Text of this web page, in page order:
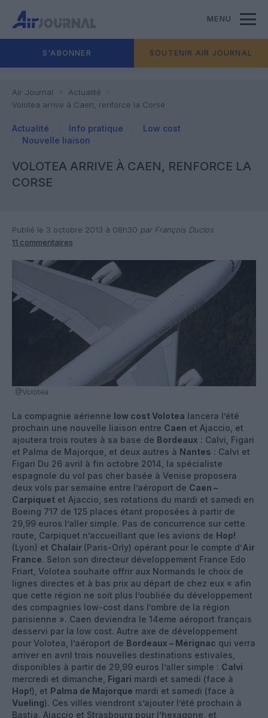
MENU
S'ABONNER SOUTENIR AIR JOURNAL
Air Journal
Actualité
Volotea arrive à Caen, renforce la Corse
Actualité Info pratique
Low cost
Nouvelle liaison
VOLOTEA ARRIVE À CAEN, RENFORCE LA
CORSE
Publié le 3 octobre 2013 à 08h30 par François Duclos
11 commentaires
@Volotea
La compagnie aérienne low cost Volotea lancera l’été
prochain une nouvelle liaison entre Caen et Ajaccio, et
ajoutera trois routes à sa base de Bordeaux : Calvi, Figari
et Palma de Majorque, et deux autres à Nantes : Calvi et
Figari Du 26 avril à fin octobre 2014, la spécialiste
espagnole du vol pas cher basée à Venise proposera
deux vols par semaine entre l’aéroport de Caen –
Carpiquet et Ajaccio, ses rotations du mardi et samedi en
Boeing 717 de 125 places étant proposées à partir de
29,99 euros l’aller simple. Pas de concurrence sur cette
route, Carpiquet n’accueillant que les avions de Hop!
(Lyon) et Chalair (Paris-Orly) opérant pour le compte d’Air
France. Selon son directeur développement France Edo
Friart, Volotea souhaite offrir aux Normands le choix de
lignes directes et à bas prix au départ de chez eux « afin
que cette région ne soit plus l’oubliée du développement
des compagnies low-cost dans l’ombre de la région
parisienne ». Caen deviendra le 14eme aéroport français
desservi par la low cost. Autre axe de développement
pour Volotea, l’aéroport de Bordeaux – Mérignac qui verra
arriver en avril trois nouvelles destinations estivales,
disponibles à partir de 29,99 euros l’aller simple : Calvi
mercredi et dimanche, Figari mardi et samedi (face à
Hop!), et Palma de Majorque mardi et samedi (face à
Vueling). Ces villes viendront s’ajouter l’été prochain à
Bastia, Ajaccio et Strasbourg pour l’hexagone, et